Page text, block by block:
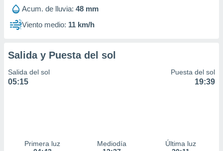
Acum. de lluvia: 48 mm
Viento medio: 11 km/h
Salida y Puesta del sol
Salida del sol
05:15
Puesta del sol
19:39
Primera luz
Mediodía
Última luz